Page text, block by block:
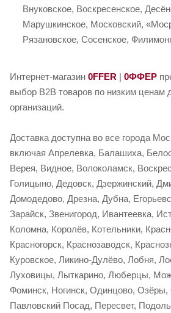
Внуковское, Воскресенское,
Марушкинское, Московский,
Рязановское, Сосенское,
Интернет-магазин 0FFER | 0ФФЕР
выбор B2B товаров по низким ценам
организаций.
Доставка доступна во все города
включая Апрелевка, Балашиха,
Верея, Видное, Волоколамск,
Голицыно, Дедовск, Дзержинский,
Домодедово, Дрезна, Дубна,
Зарайск, Звенигород, Ивантеевка,
Коломна, Королёв, Котельники,
Красногорск, Краснозаводск,
Куровское, Ликино-Дулёво, Лобня,
Луховицы, Лыткарино, Люберцы,
Фоминск, Ногинск, Одинцово, Озёры,
Павловский Посад, Пересвет,